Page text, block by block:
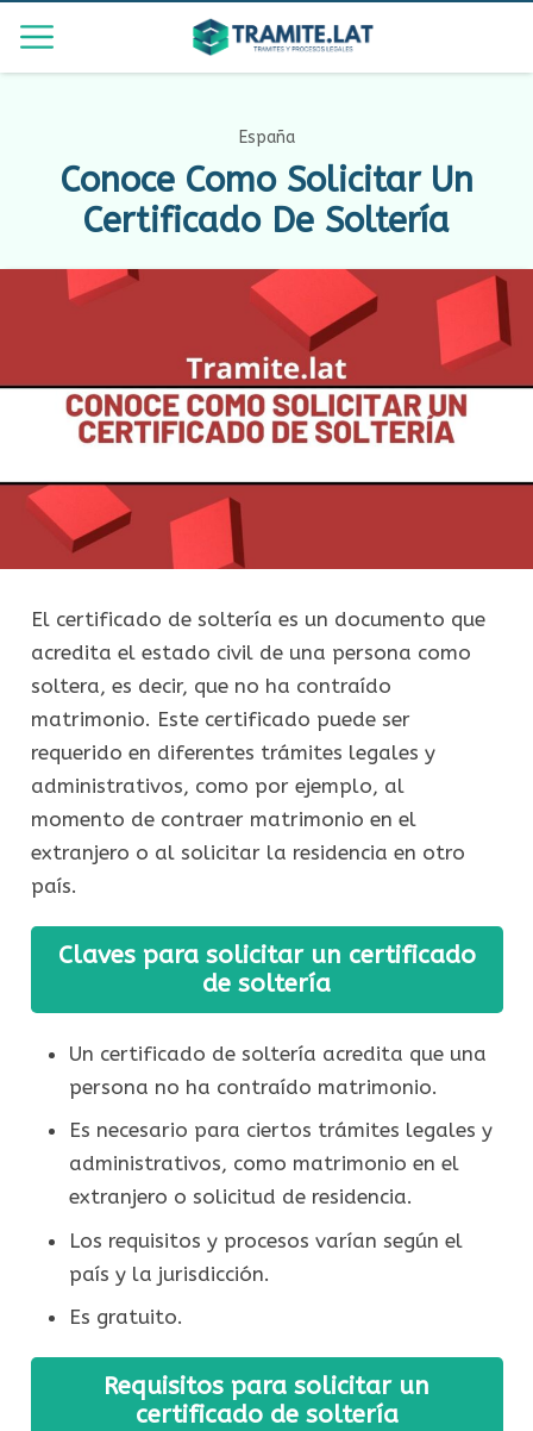
España
Conoce Como Solicitar Un
Certificado De Soltería
El certificado de soltería es un documento que
acredita el estado civil de una persona como
soltera, es decir, que no ha contraído
matrimonio. Este certificado puede ser
requerido en diferentes trámites legales y
administrativos, como por ejemplo, al
momento de contraer matrimonio en el
extranjero o al solicitar la residencia en otro
país.
Claves para solicitar un certificado
de soltería
Un certificado de soltería acredita que una
persona no ha contraído matrimonio.
Es necesario para ciertos trámites legales y
administrativos, como matrimonio en el
extranjero o solicitud de residencia.
Los requisitos y procesos varían según el
país y la jurisdicción.
Es gratuito.
Requisitos para solicitar un
certificado de soltería